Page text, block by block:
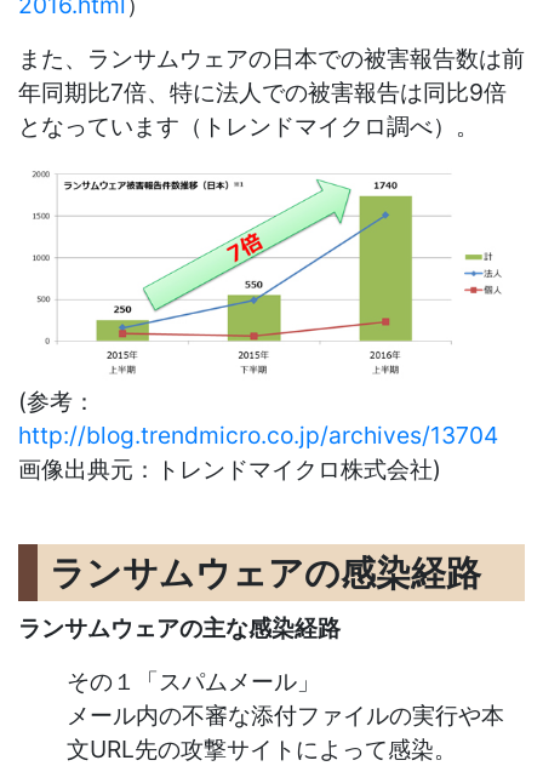
また、ランサムウェアの日本での被害報告数は前
年同期比7倍、特に法人での被害報告は同比9倍
となっています（トレンドマイクロ調べ）。
(参考：
http://blog.trendmicro.co.jp/archives/13704
画像出典元：トレンドマイクロ株式会社)
ランサムウェアの感染経路
ランサムウェアの主な感染経路
その１「スパムメール」
メール内の不審な添付ファイルの実行や本
文URL先の攻撃サイトによって感染。